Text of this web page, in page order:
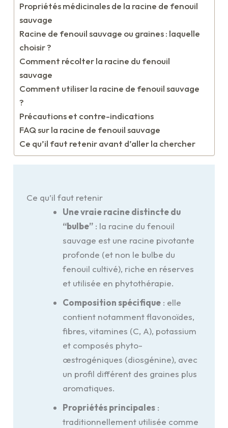
Propriétés médicinales de la racine de fenouil
sauvage
Racine de fenouil sauvage ou graines : laquelle
choisir ?
Comment récolter la racine du fenouil
sauvage
Comment utiliser la racine de fenouil sauvage
?
Précautions et contre-indications
FAQ sur la racine de fenouil sauvage
Ce qu’il faut retenir avant d’aller la chercher
Ce qu’il faut retenir
Une vraie racine distincte du
“bulbe”: la racine du fenouil
sauvage est une racine pivotante
profonde (et non le bulbe du
fenouil cultivé), riche en réserves
et utilisée en phytothérapie.
Composition spécifique: elle
contient notamment flavonoïdes,
fibres, vitamines (C, A), potassium
et composés phyto-
œstrogéniques (diosgénine), avec
un profil différent des graines plus
aromatiques.
Propriétés principales:
traditionnellement utilisée comme